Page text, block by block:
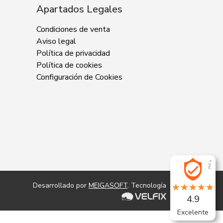
Apartados Legales
Condiciones de venta
Aviso legal
Política de privacidad
Política de cookies
Configuración de Cookies
Desarrollado por MEIGASOFT. Tecnología
4.9
Excelente